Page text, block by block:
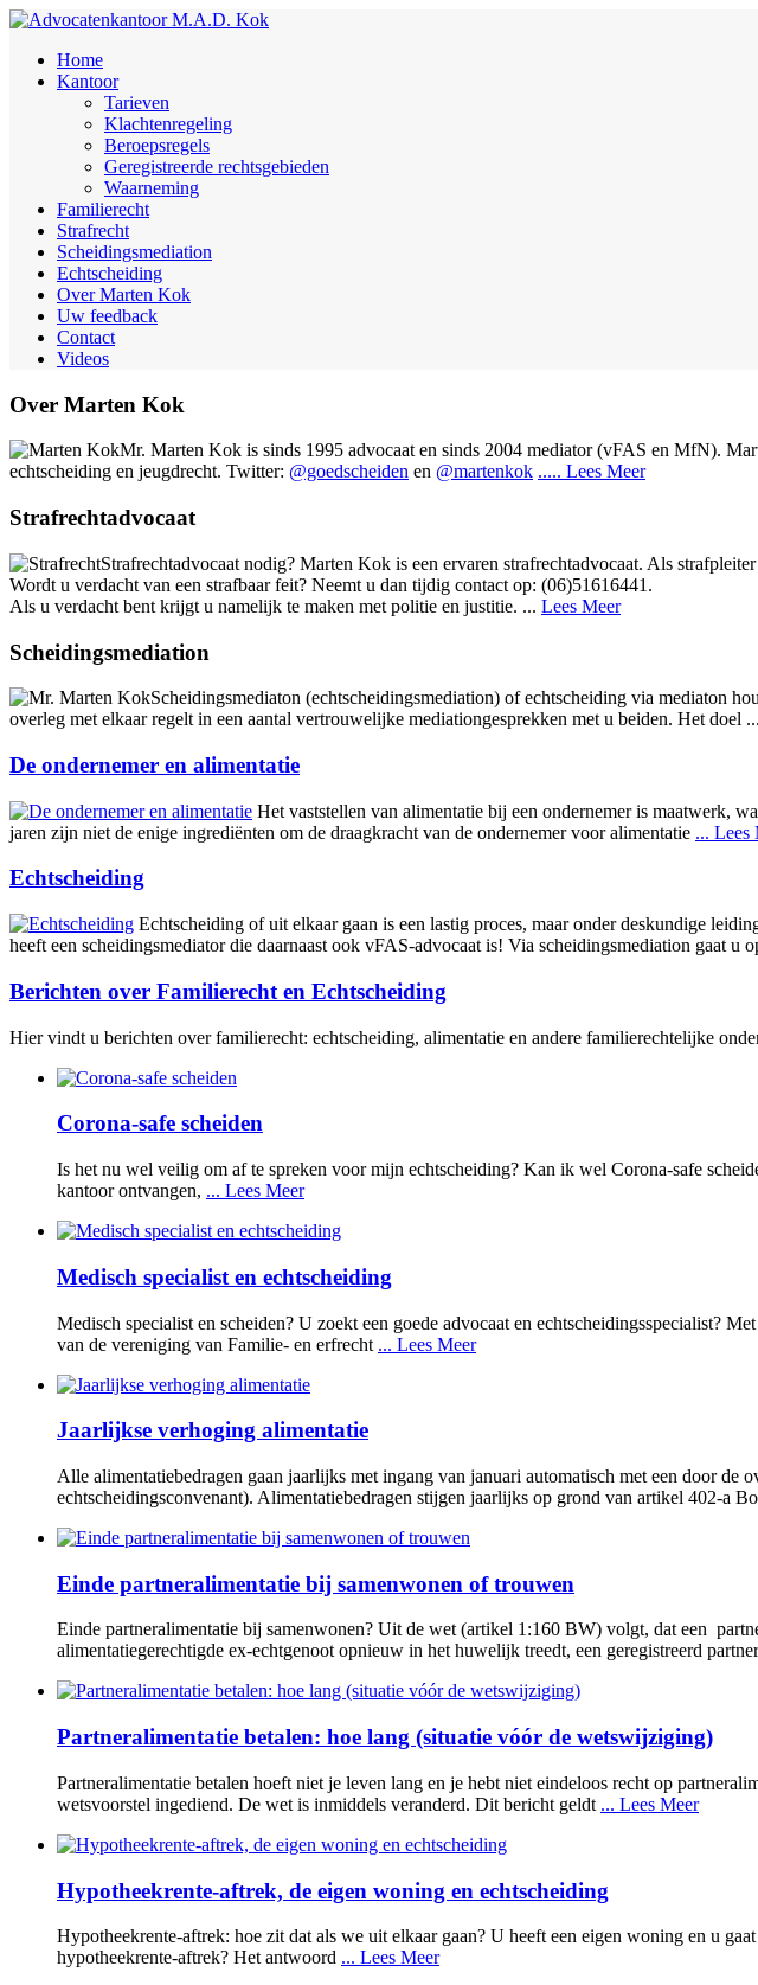
Home
Kantoor
Tarieven
Klachtenregeling
Beroepsregels
Geregistreerde rechtsgebieden
Waarneming
Familierecht
Strafrecht
Scheidingsmediation
Echtscheiding
Over Marten Kok
Uw feedback
Contact
Videos
Over Marten Kok
Mr. Marten Kok is sinds 1995 advocaat en sinds 2004 mediator (vFAS en MfN).
echtscheiding en jeugdrecht. Twitter: @goedscheiden en @martenkok ..... Lees Meer
Strafrechtadvocaat
Strafrechtadvocaat nodig? Marten Kok is een ervaren strafrechtadvocaat. Als
Wordt u verdacht van een strafbaar feit? Neemt u dan tijdig contact op: (06)51616441.
Als u verdacht bent krijgt u namelijk te maken met politie en justitie. ... Lees Meer
Scheidingsmediation
Scheidingsmediaton (echtscheidingsmediation) of echtscheiding via mediaton
overleg met elkaar regelt in een aantal vertrouwelijke mediationgesprekken met u beiden. Het doel
De ondernemer en alimentatie
Het vaststellen van alimentatie bij een ondernemer is maatwerk,
jaren zijn niet de enige ingrediënten om de draagkracht van de ondernemer voor alimentatie ... Lees
Echtscheiding
Echtscheiding of uit elkaar gaan is een lastig proces, maar onder deskundige
heeft een scheidingsmediator die daarnaast ook vFAS-advocaat is! Via scheidingsmediation gaat u
Berichten over Familierecht en Echtscheiding
Hier vindt u berichten over familierecht: echtscheiding, alimentatie en andere familierechtelijke
Corona-safe scheiden
Is het nu wel veilig om af te spreken voor mijn echtscheiding? Kan ik wel Corona-safe
kantoor ontvangen, ... Lees Meer
Medisch specialist en echtscheiding
Medisch specialist en scheiden? U zoekt een goede advocaat en echtscheidingsspecialist?
van de vereniging van Familie- en erfrecht ... Lees Meer
Jaarlijkse verhoging alimentatie
Alle alimentatiebedragen gaan jaarlijks met ingang van januari automatisch met een door
echtscheidingsconvenant). Alimentatiebedragen stijgen jaarlijks op grond van artikel 402-a
Einde partneralimentatie bij samenwonen of trouwen
Einde partneralimentatie bij samenwonen? Uit de wet (artikel 1:160 BW) volgt, dat een
alimentatiegerechtigde ex-echtgenoot opnieuw in het huwelijk treedt, een geregistreerd
Partneralimentatie betalen: hoe lang (situatie vóór de wetswijziging)
Partneralimentatie betalen hoeft niet je leven lang en je hebt niet eindeloos recht op
wetsvoorstel ingediend. De wet is inmiddels veranderd. Dit bericht geldt ... Lees Meer
Hypotheekrente-aftrek, de eigen woning en echtscheiding
Hypotheekrente-aftrek: hoe zit dat als we uit elkaar gaan? U heeft een eigen woning en u
hypotheekrente-aftrek? Het antwoord ... Lees Meer